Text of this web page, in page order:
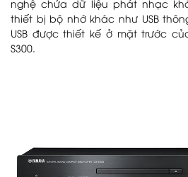
nghệ chứa dữ liệu phát nhạc
thiết bị bộ nhớ khác như USB
USB được thiết kế ở mặt trước
S300.